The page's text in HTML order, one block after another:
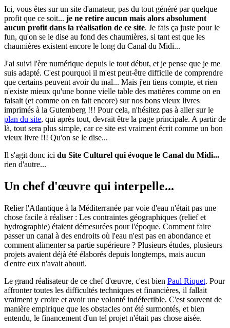
Ici, vous êtes sur un site d'amateur, pas du tout généré par quelque
profit que ce soit... je ne retire aucun mais alors absolument
aucun profit dans la réalisation de ce site. Je fais ça juste pour le
fun, qu'on se le dise au fond des chaumières, si tant est que les
chaumières existent encore le long du Canal du Midi...
J'ai suivi l'ère numérique depuis le tout début, et je pense que je me
suis adapté. C'est pourquoi il m'est peut-être difficile de comprendre
que certains peuvent avoir du mal... Mais j'en tiens compte, et rien
n'existe mieux qu'une bonne vielle table des matières comme on en
faisait (et comme on en fait encore) sur nos bons vieux livres
imprimés à la Gutemberg !!! Pour cela, n'hésitez pas à aller sur le
plan du site, qui après tout, devrait être la page principale. A partir de
là, tout sera plus simple, car ce site est vraiment écrit comme un bon
vieux livre !!! Qu'on se le dise...
Il s'agit donc ici du Site Culturel qui évoque le Canal du Midi...
rien d'autre...
Un chef d'œuvre qui interpelle...
Relier l'Atlantique à la Méditerranée par voie d'eau n'était pas une
chose facile à réaliser : Les contraintes géographiques (relief et
hydrographie) étaient démesurées pour l'époque. Comment faire
passer un canal à des endroits où l'eau n'est pas en abondance et
comment alimenter sa partie supérieure ? Plusieurs études, plusieurs
projets avaient déjà été élaborés depuis longtemps, mais aucun
d'entre eux n'avait abouti.
Le grand réalisateur de ce chef d'œuvre, c'est bien Paul Riquet. Pour
affronter toutes les difficultés techniques et financières, il fallait
vraiment y croire et avoir une volonté indéfectible. C'est souvent de
manière empirique que les obstacles ont été surmontés, et bien
entendu, le financement d'un tel projet n'était pas chose aisée.